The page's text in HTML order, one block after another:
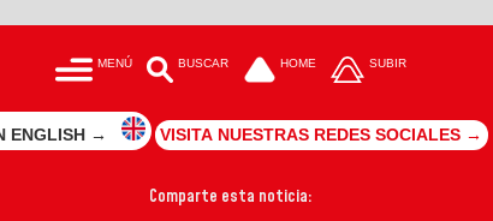
MENÚ BUSCAR HOME SUBIR
ENGLISH → VISITA NUESTRAS REDES SOCIALES →
Comparte esta noticia: